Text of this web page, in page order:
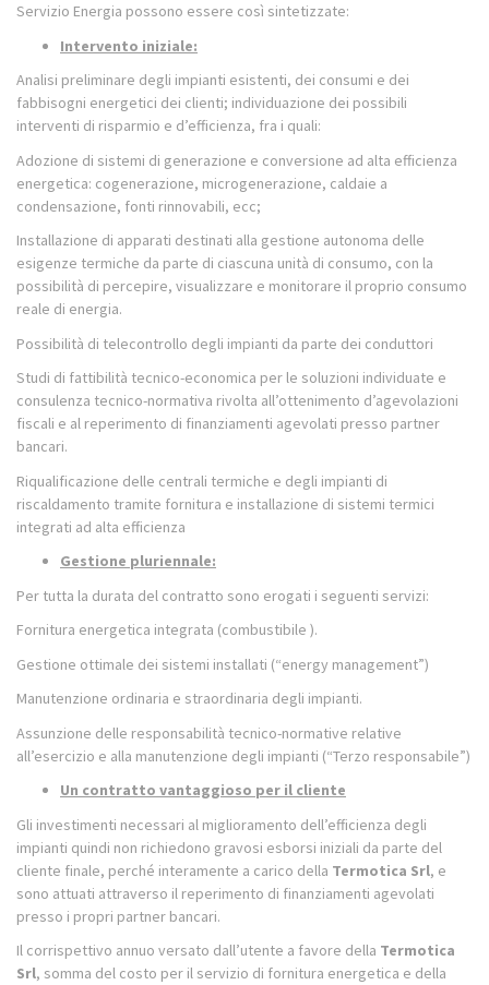
Servizio Energia possono essere così sintetizzate:
Intervento iniziale:
Analisi preliminare degli impianti esistenti, dei consumi e dei
fabbisogni energetici dei clienti; individuazione dei possibili
interventi di risparmio e d’efficienza, fra i quali:
Adozione di sistemi di generazione e conversione ad alta efficienza
energetica: cogenerazione, microgenerazione, caldaie a
condensazione, fonti rinnovabili, ecc;
Installazione di apparati destinati alla gestione autonoma delle
esigenze termiche da parte di ciascuna unità di consumo, con la
possibilità di percepire, visualizzare e monitorare il proprio consumo
reale di energia.
Possibilità di telecontrollo degli impianti da parte dei conduttori
Studi di fattibilità tecnico-economica per le soluzioni individuate e
consulenza tecnico-normativa rivolta all’ottenimento d’agevolazioni
fiscali e al reperimento di finanziamenti agevolati presso partner
bancari.
Riqualificazione delle centrali termiche e degli impianti di
riscaldamento tramite fornitura e installazione di sistemi termici
integrati ad alta efficienza
Gestione pluriennale:
Per tutta la durata del contratto sono erogati i seguenti servizi:
Fornitura energetica integrata (combustibile ).
Gestione ottimale dei sistemi installati (“energy management”)
Manutenzione ordinaria e straordinaria degli impianti.
Assunzione delle responsabilità tecnico-normative relative
all’esercizio e alla manutenzione degli impianti (“Terzo responsabile”)
Un contratto vantaggioso per il cliente
Gli investimenti necessari al miglioramento dell’efficienza degli
impianti quindi non richiedono gravosi esborsi iniziali da parte del
cliente finale, perché interamente a carico della Termotica Srl, e
sono attuati attraverso il reperimento di finanziamenti agevolati
presso i propri partner bancari.
Il corrispettivo annuo versato dall’utente a favore della Termotica
Srl, somma del costo per il servizio di fornitura energetica e della